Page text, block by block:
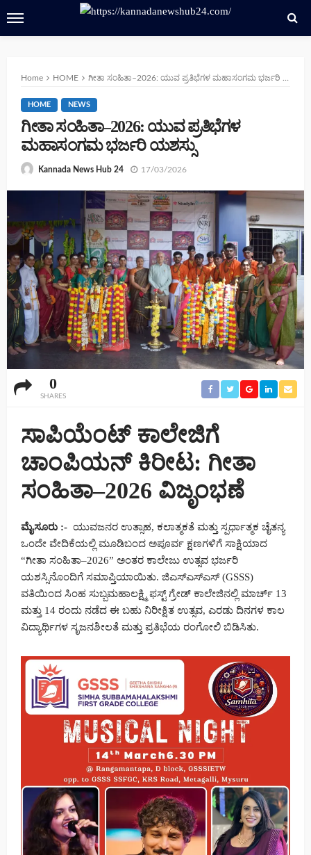
Home HOME ಗೀತಾ ಸಂಹಿತಾ–2026: ಯುವ ಪ್ರತಿಭೆಗಳ ಮಹಾಸಂಗಮ ಭರ್ಜರಿ ಯಶಸ್ಸು
HOME NEWS
ಗೀತಾ ಸಂಹಿತಾ–2026: ಯುವ ಪ್ರತಿಭೆಗಳ
ಮಹಾಸಂಗಮ ಭರ್ಜರಿ ಯಶಸ್ಸು
Kannada News Hub 24 17/03/2026
0
SHARES
ಸಾಪಿಯೆಂಟ್ ಕಾಲೇಜಿಗೆ
ಚಾಂಪಿಯನ್ ಕಿರೀಟ: ಗೀತಾ
ಸಂಹಿತಾ–2026 ವಿಜೃಂಭಣೆ
ಮೈಸೂರು :- ಯುವಜನರ ಉತ್ಸಾಹ, ಕಲಾತ್ಮಕತೆ ಮತ್ತು ಸ್ಪರ್ಧಾತ್ಮಕ ಚೈತನ್ಯ
ಒಂದೇ ವೇದಿಕೆಯಲ್ಲಿ ಮೂಡಿಬಂದ ಅಪೂರ್ವ ಕ್ಷಣಗಳಿಗೆ ಸಾಕ್ಷಿಯಾದ
“ಗೀತಾ ಸಂಹಿತಾ–2026” ಅಂತರ ಕಾಲೇಜು ಉತ್ಸವ ಭರ್ಜರಿ
ಯಶಸ್ಸಿನೊಂದಿಗೆ ಸಮಾಪ್ತಿಯಾಯಿತು. ಜಿಎಸ್ಎಸ್ಎಸ್ (GSSS)
ವತಿಯಿಂದ ಸಿಂಹ ಸುಬ್ಬಮಹಾಲಕ್ಷ್ಮಿ ಫಸ್ಟ್ ಗ್ರೇಡ್ ಕಾಲೇಜಿನಲ್ಲಿ ಮಾರ್ಚ್ 13
ಮತ್ತು 14 ರಂದು ನಡೆದ ಈ ಬಹು ನಿರೀಕ್ಷಿತ ಉತ್ಸವ, ಎರಡು ದಿನಗಳ ಕಾಲ
ವಿದ್ಯಾರ್ಥಿಗಳ ಸೃಜನಶೀಲತೆ ಮತ್ತು ಪ್ರತಿಭೆಯ ರಂಗೋಲಿ ಬಿಡಿಸಿತು.